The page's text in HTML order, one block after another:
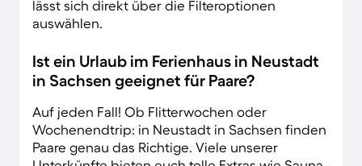
lässt sich direkt über die Filteroptionen
auswählen.
Ist ein Urlaub im Ferienhaus in Neustadt
in Sachsen geeignet für Paare?
Auf jeden Fall! Ob Flitterwochen oder
Wochenendtrip: in Neustadt in Sachsen finden
Paare genau das Richtige. Viele unserer